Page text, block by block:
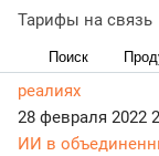
Тарифы на связь
Поиск
удаленке
реалиях
28 февраля 2022
ИИ в